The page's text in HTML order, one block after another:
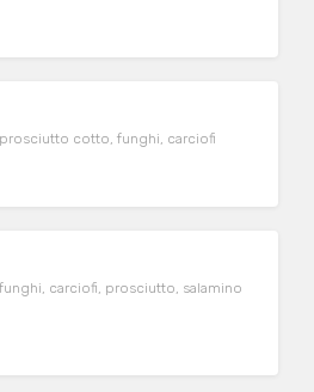
cotto, funghi, carciofi
carciofi, prosciutto, salamino